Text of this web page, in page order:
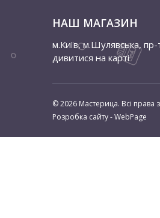
НАШ МАГАЗИН
м.Київ, м.Шулявська, пр-
дивитися на карті
© 2026 Мастерица. Всі права
Розробка сайту - WebPage